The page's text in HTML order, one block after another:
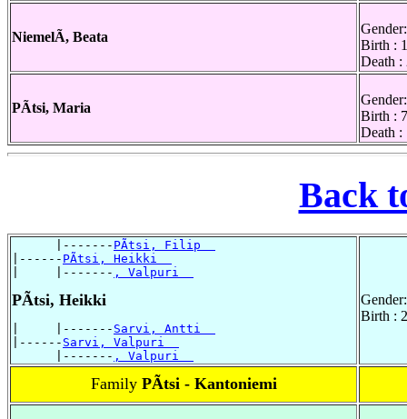
NiemelÃ, Beata
Birth :
Death :
PÃtsi, Maria
Birth :
Death :
Back
      |-------
PÃtsi, Filip
|------ PÃtsi, Heikki
|     |------- , Valpuri
PÃtsi, Heikki
|     |------- Sarvi, Antti
|------ Sarvi, Valpuri
      |-------
, Valpuri
Birth :
Family PÃtsi - Kantoniemi